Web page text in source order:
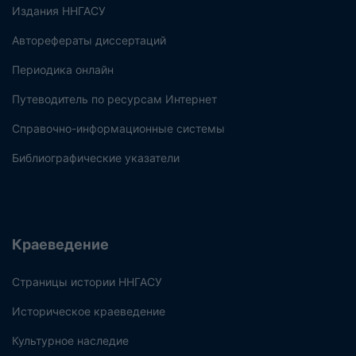
Издания ННГАСУ
Авторефераты диссертаций
Периодика онлайн
Путеводитель по ресурсам Интернет
Справочно-информационные системы
Библиографические указатели
Краеведение
Страницы истории ННГАСУ
Историческое краеведение
Культурное наследие